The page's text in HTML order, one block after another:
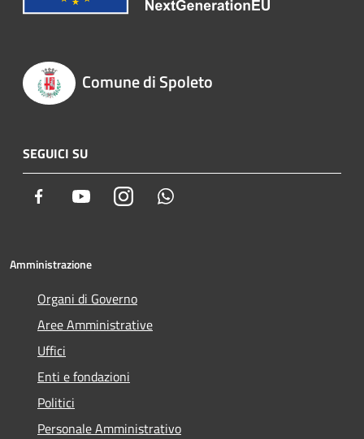
Comune di Spoleto
SEGUICI SU
Facebook YoutubeInstagram
Amministrazione
Organi di Governo
Aree Amministrative
Uffici
Enti e fondazioni
Politici
Personale Amministrativo